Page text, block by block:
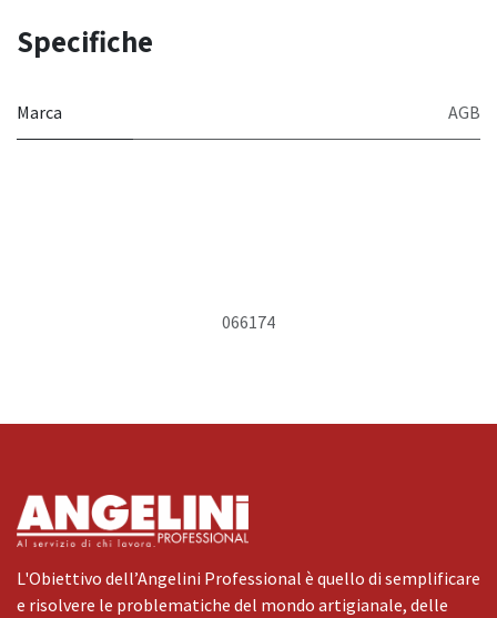
Specifiche
Marca AGB
066174
L'Obiettivo dell’Angelini Professional è quello di semplificare
e risolvere le problematiche del mondo artigianale, delle